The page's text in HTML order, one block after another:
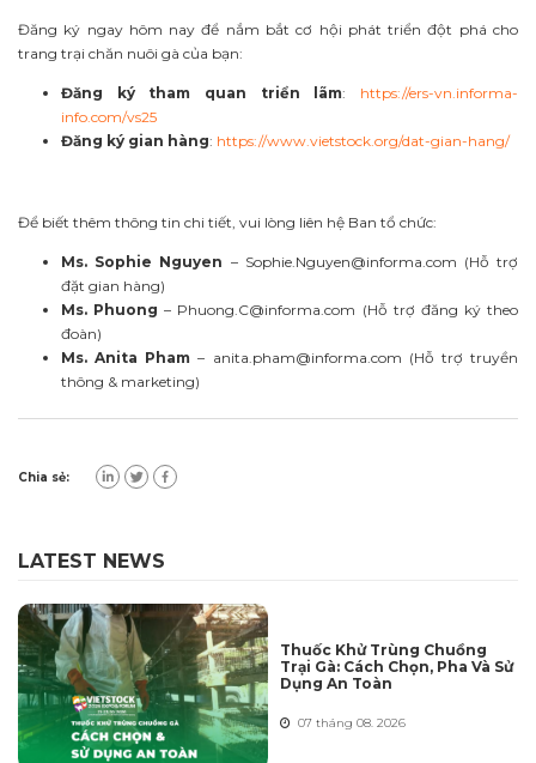
Đăng ký ngay hôm nay để nắm bắt cơ hội phát triển đột phá cho
trang trại chăn nuôi gà của bạn:
Đăng ký tham quan triển lãm:
https://ers-vn.informa-
info.com/vs25
Đăng ký gian hàng: https://www.vietstock.org/dat-gian-hang/
Để biết thêm thông tin chi tiết, vui lòng liên hệ Ban tổ chức:
Ms. Sophie Nguyen – Sophie.Nguyen@informa.com (Hỗ trợ
đặt gian hàng)
Ms. Phuong – Phuong.C@informa.com (Hỗ trợ đăng ký theo
đoàn)
Ms. Anita Pham – anita.pham@informa.com (Hỗ trợ truyền
thông & marketing)
Chia sẻ:
LATEST NEWS
Thuốc Khử Trùng Chuồng
Trại Gà: Cách Chọn, Pha Và Sử
Dụng An Toàn
07 tháng 08. 2026